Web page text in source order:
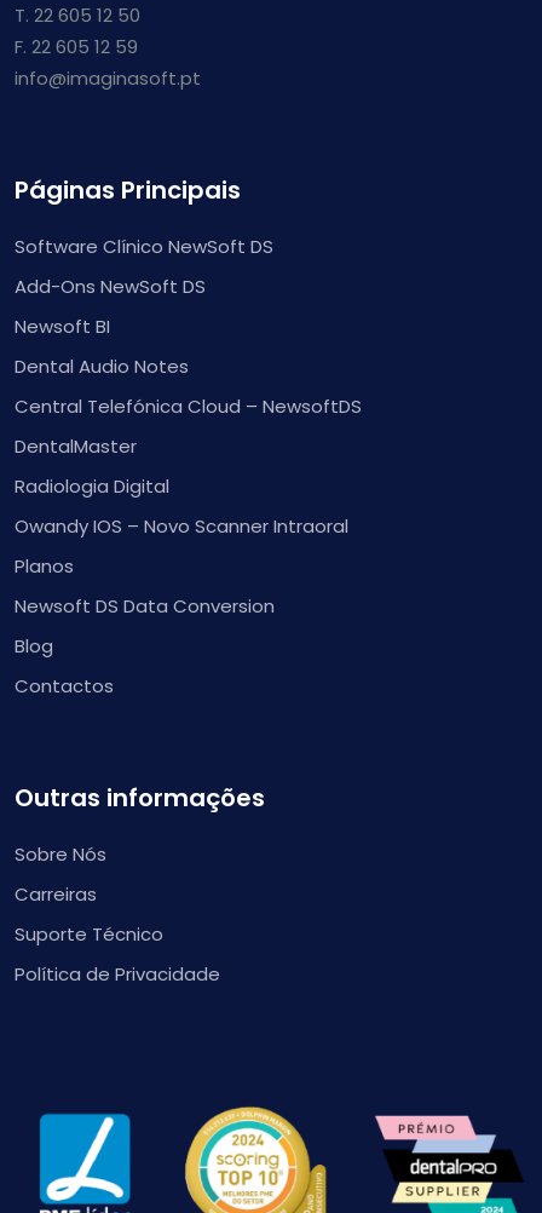
T. 22 605 12 50
F. 22 605 12 59
info@imaginasoft.pt
Páginas Principais
Software Clínico NewSoft DS
Add-Ons NewSoft DS
Newsoft BI
Dental Audio Notes
Central Telefónica Cloud – NewsoftDS
DentalMaster
Radiologia Digital
Owandy IOS – Novo Scanner Intraoral
Planos
Newsoft DS Data Conversion
Blog
Contactos
Outras informações
Sobre Nós
Carreiras
Suporte Técnico
Política de Privacidade